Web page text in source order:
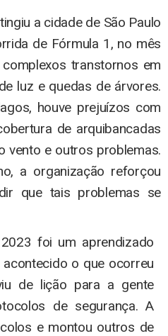
a cidade de São Paulo
de Fórmula 1, no mês
transtornos em
luz e quedas de árvores.
houve prejuízos com
de arquibancadas
vento e outros problemas.
a organização reforçou
que tais problemas se
foi um aprendizado
o que ocorreu
de lição para a gente
de segurança. A
e montou outros de